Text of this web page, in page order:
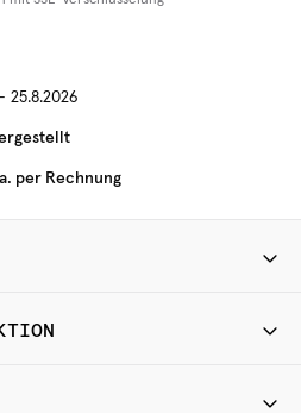
25.8.2026
per Rechnung